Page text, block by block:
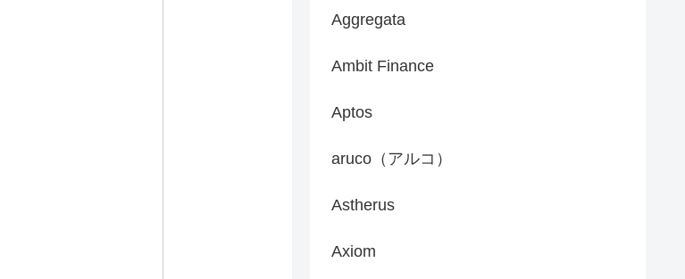
Aggregata
Ambit Finance
Aptos
aruco（アルコ）
Astherus
Axiom